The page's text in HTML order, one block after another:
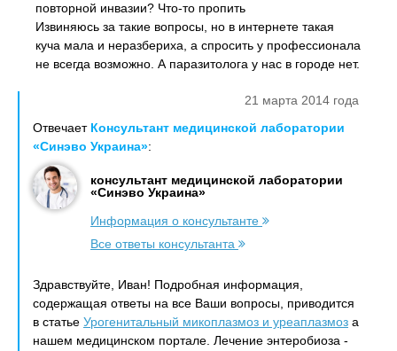
повторной инвазии? Что-то пропить
Извиняюсь за такие вопросы, но в интернете такая
куча мала и неразбериха, а спросить у профессионала
не всегда возможно. А паразитолога у нас в городе нет.
21 марта 2014 года
Отвечает Консультант медицинской лаборатории
«Синэво Украина»:
консультант медицинской лаборатории
«Синэво Украина»
Информация о консультанте
Все ответы консультанта
Здравствуйте, Иван! Подробная информация,
содержащая ответы на все Ваши вопросы, приводится
в статье Урогенитальный микоплазмоз и уреаплазмоз а
нашем медицинском портале. Лечение энтеробиоза -